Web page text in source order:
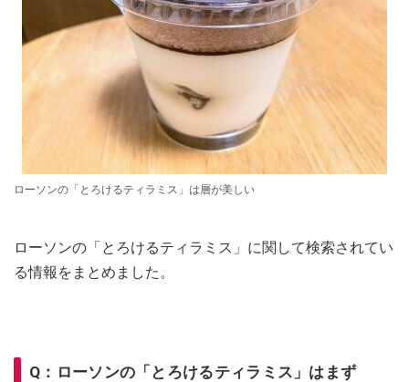
ローソンの「とろけるティラミス」は層が美しい
ローソンの「とろけるティラミス」に関して検索されてい
る情報をまとめました。
Q：ローソンの「とろけるティラミス」はまず